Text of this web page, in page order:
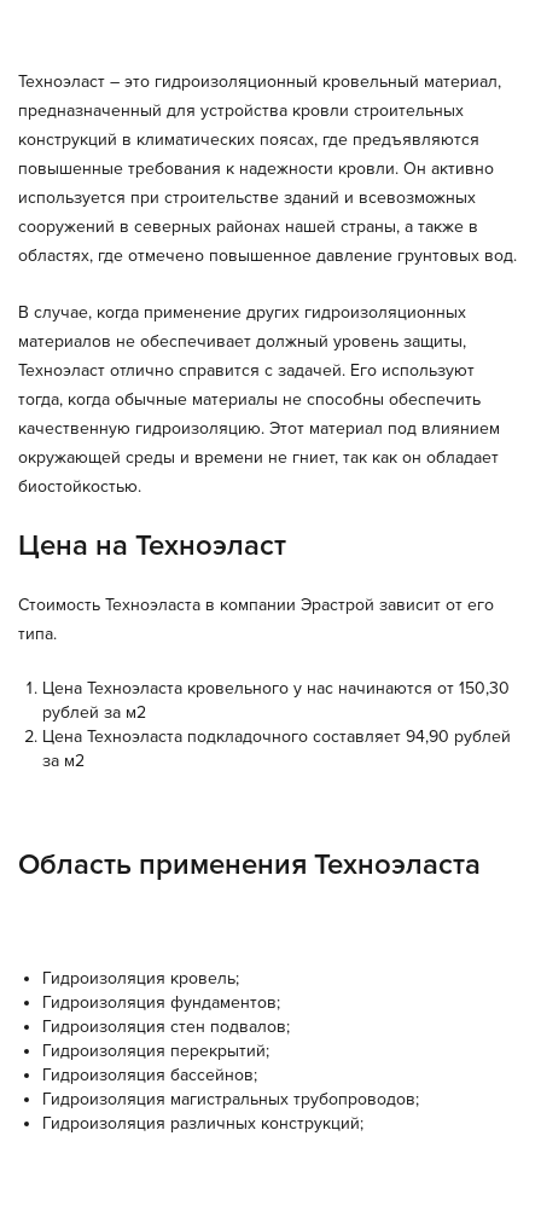
Техноэласт – это гидроизоляционный кровельный материал,
предназначенный для устройства кровли строительных
конструкций в климатических поясах, где предъявляются
повышенные требования к надежности кровли. Он активно
используется при строительстве зданий и всевозможных
сооружений в северных районах нашей страны, а также в
областях, где отмечено повышенное давление грунтовых вод.
В случае, когда применение других гидроизоляционных
материалов не обеспечивает должный уровень защиты,
Техноэласт отлично справится с задачей. Его используют
тогда, когда обычные материалы не способны обеспечить
качественную гидроизоляцию. Этот материал под влиянием
окружающей среды и времени не гниет, так как он обладает
биостойкостью.
Цена на Техноэласт
Стоимость Техноэласта в компании Эрастрой зависит от его
типа.
Цена Техноэласта кровельного у нас начинаются от 150,30
рублей за м2
Цена Техноэласта подкладочного составляет 94,90 рублей
за м2
Область применения Техноэласта
Гидроизоляция кровель;
Гидроизоляция фундаментов;
Гидроизоляция стен подвалов;
Гидроизоляция перекрытий;
Гидроизоляция бассейнов;
Гидроизоляция магистральных трубопроводов;
Гидроизоляция различных конструкций;